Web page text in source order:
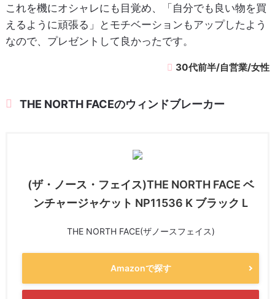
これを機にオシャレにも目覚め、「自分でも良い物を買
えるように頑張る」とモチベーションもアップしたよう
なので、プレゼントして良かったです。
30代前半/自営業/女性
THE NORTH FACEのウィンドブレーカー
(ザ・ノース・フェイス)THE NORTH FACE ベ
ンチャージャケット NP11536 K ブラック L
THE NORTH FACE(ザノースフェイス)
Amazonで探す